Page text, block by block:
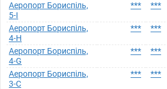
Аеропорт Бориспіль,
5-I
*** ***
Аеропорт Бориспіль,
4-H
*** ***
Аеропорт Бориспіль,
4-G
*** ***
Аеропорт Бориспіль,
3-C
*** ***